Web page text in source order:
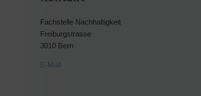
Fachstelle Nachhaltigkeit
Freiburgstrasse
3010 Bern
E-Mail